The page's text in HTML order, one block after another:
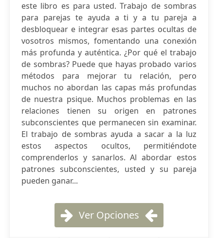
este libro es para usted. Trabajo de sombras
para parejas te ayuda a ti y a tu pareja a
desbloquear e integrar esas partes ocultas de
vosotros mismos, fomentando una conexión
más profunda y auténtica. ¿Por qué el trabajo
de sombras? Puede que hayas probado varios
métodos para mejorar tu relación, pero
muchos no abordan las capas más profundas
de nuestra psique. Muchos problemas en las
relaciones tienen su origen en patrones
subconscientes que permanecen sin examinar.
El trabajo de sombras ayuda a sacar a la luz
estos aspectos ocultos, permitiéndote
comprenderlos y sanarlos. Al abordar estos
patrones subconscientes, usted y su pareja
pueden ganar...
Ver Opciones